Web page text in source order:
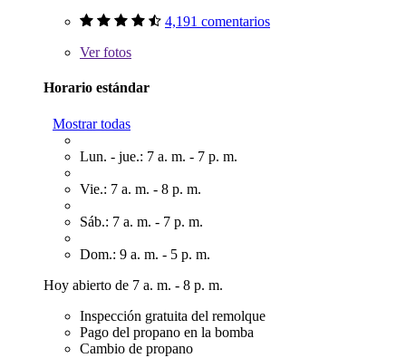
4,191 comentarios
Verfotos
Horario estándar
Mostrar todas
Lun. - jue.: 7 a. m. - 7 p. m.
Vie.: 7 a. m. - 8 p. m.
Sáb.: 7 a. m. - 7 p. m.
Dom.: 9 a. m. - 5 p. m.
Hoy abierto de 7 a. m. - 8 p. m.
Inspección gratuita del remolque
Pago del propano en la bomba
Cambio de propano